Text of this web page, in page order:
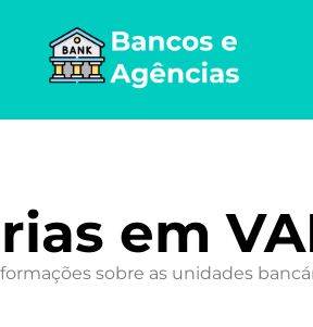
em
sobre as unidades